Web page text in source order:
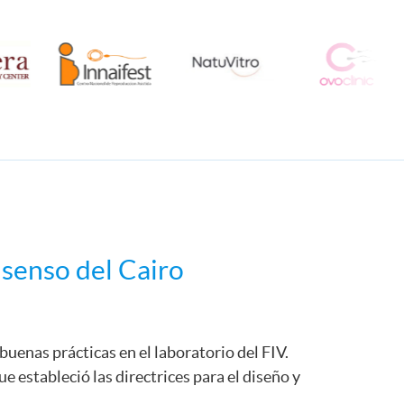
del Cairo
prácticas en el laboratorio del FIV.
estableció las directrices para el diseño y